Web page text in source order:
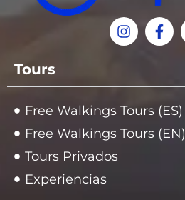
Tours
Free Walkings Tours (ES)
Free Walkings Tours (EN)
Tours Privados
Experiencias